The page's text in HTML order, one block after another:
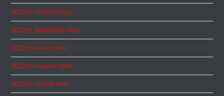
2022 m. birželio mėn.
2022 m. balandžio mėn.
2022 m. kovo mėn.
2022 m. vasario mėn.
2022 m. sausio mėn.